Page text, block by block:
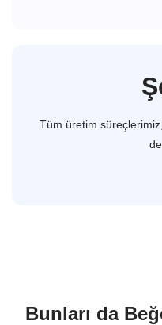
Tüm üretim
Bunları da